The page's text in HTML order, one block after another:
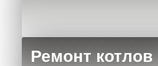
Ремонт котлов